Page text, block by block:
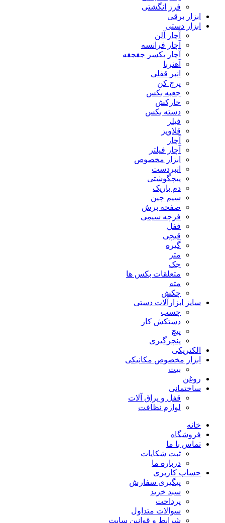
فرز انگشتی
ابزار برقی
ابزار دستی
آچار آلن
آچار فرانسه
آچار یکسر جغجغه
آهنربا
انبر قفلی
پرچ کن
جعبه بکس
خارکش
دسته بکس
فیلر
قلاویز
آچار
آچار فیلتر
ابزار مخصوص
انبردست
پیچگوشتی
دم باریک
سیم چین
صفحه برش
فرچه سیمی
ففل
قیچی
گیره
متر
جک
متعلقات بکس ها
مته
چکش
سایز ابزارآلات دستی
چسب
دستکش کار
پیچ
پنچرگیری
الکتریکی
ابزار مخصوص مکانیکی
بیت
روغن
ساختمانی
قفل و یراق آلات
لوازم نظافت
خانه
فروشگاه
تماس با ما
ثبت شکایات
درباره ما
حساب کاربری
پیگیری سفارش
سبد خرید
پرداخت
سوالات متداول
شرایط و قوانین سایت